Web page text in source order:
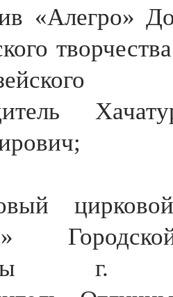
«Алегро»
г.